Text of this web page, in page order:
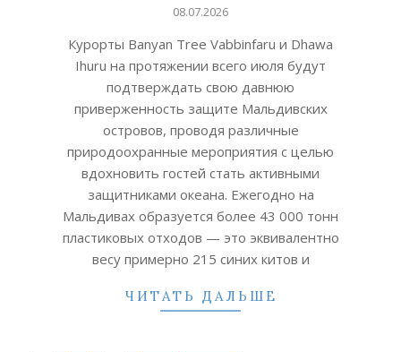
08.07.2026
Курорты Banyan Tree Vabbinfaru и Dhawa
Ihuru на протяжении всего июля будут
подтверждать свою давнюю
приверженность защите Мальдивских
островов, проводя различные
природоохранные мероприятия с целью
вдохновить гостей стать активными
защитниками океана. Ежегодно на
Мальдивах образуется более 43 000 тонн
пластиковых отходов — это эквивалентно
весу примерно 215 синих китов и
ЧИТАТЬ ДАЛЬШЕ